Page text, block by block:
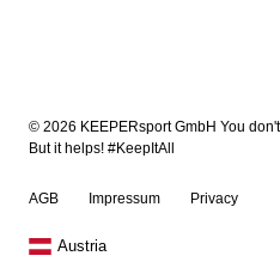
© 2026 KEEPERsport GmbH You
But it helps! #KeepItAll
AGB Impressum Privacy
Austria